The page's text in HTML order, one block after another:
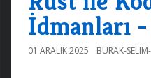
İdmanları
01 ARALIK 2025 BURAK-